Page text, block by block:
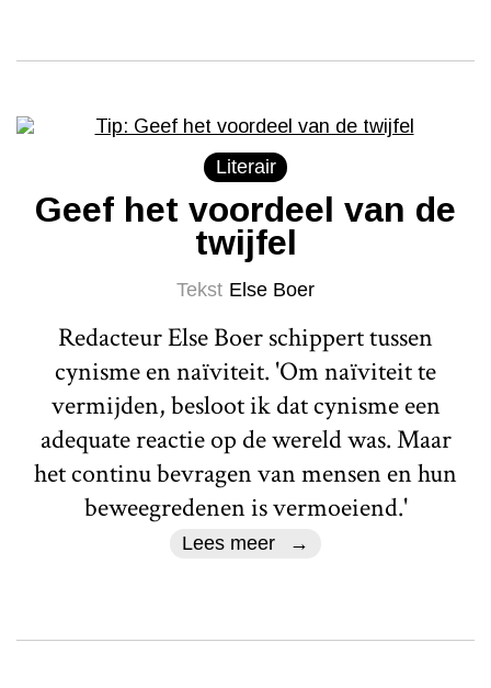
Literair
Geef het voordeel van de
twijfel
Tekst Else Boer
Redacteur Else Boer schippert tussen
cynisme en naïviteit. 'Om naïviteit te
vermijden, besloot ik dat cynisme een
adequate reactie op de wereld was. Maar
het continu bevragen van mensen en hun
beweegredenen is vermoeiend.'
Lees meer